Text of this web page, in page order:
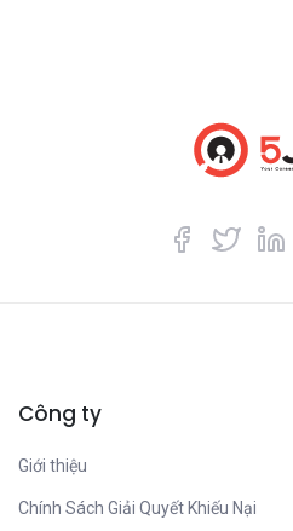
Công ty
Giới thiệu
Chính Sách Giải Quyết Khiếu Nại